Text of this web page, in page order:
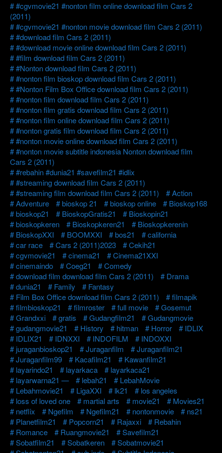
#cgvmovie21 #nonton film online download film Cars 2
(2011)
#cgvmovie21 #nonton movie download film Cars 2 (2011)
#download film Cars 2 (2011)
#download movie online download film Cars 2 (2011)
#film download film Cars 2 (2011)
#Nonton download film Cars 2 (2011)
#nonton film bioskop download film Cars 2 (2011)
#Nonton Film Box Office download film Cars 2 (2011)
#nonton film download film Cars 2 (2011)
#nonton film gratis download film Cars 2 (2011)
#nonton film online download film Cars 2 (2011)
#nonton gratis film download film Cars 2 (2011)
#nonton movie online download film Cars 2 (2011)
#nonton movie subtitle indonesia Nonton download film
Cars 2 (2011)
#rebahin #dunia21 #savefilm21 #idlix
#streaming download film Cars 2 (2011)
#streaming film download film Cars 2 (2011)
Action
Adventure
bioskop 21 bioskop online
Bioskop168
bioskop21
BioskopGratis21
Bioskopin21
bioskopkeren
Bioskopkeren21
Bioskopkerenin
BioskopXXI
BOOMXXI bos21
california
car race
Cars 2 (2011)2023
Cekih21
cgvmovie21
cinema21
Cinema21XXI
cinemaindo
Coeg21
Comedy
download film download film Cars 2 (2011)
Drama
dunia21
Family
Fantasy
Film Box Office download film Cars 2 (2011)
filmapik
filmbioskop21
filmroster full movie
Gosemut
Grandxxi
gratis Gudangfilm21
Gudangmovie
gudangmovie21
History hitman Horror
IDLIX
IDLIX21
IDNXXI INDOFILM
INDOXXI
juraganbioskop21
Juraganfilm
Juraganfilm21
Juraganfilm99
Kacafilm21
Kawanfilm21
layarindo21
layarkaca
layarkaca21
layarwarna21 —
lebah21
LebahMovie
Lebahmovie21
LigaXXI lk21
los angeles
loss of loved one
martial arts movie21
Movies21
netflix
Ngefilm Ngefilm21 nontonmovie
ns21
Planetfilm21
Popcorn21 Rajaxxi
Rebahin
Romance
Ruangmovie21
Savefilm21
Sobatfilm21
Sobatkeren
Sobatmovie21